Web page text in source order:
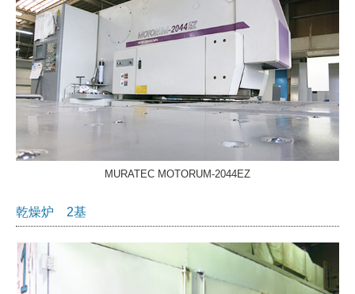
MURATEC MOTORUM-2044EZ
乾燥炉 2基